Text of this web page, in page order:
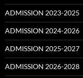
ADMISSION 2023-2025
ADMISSION 2024-2026
ADMISSION 2025-2027
ADMISSION 2026-2028